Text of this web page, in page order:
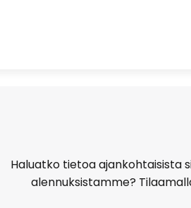
Haluatko tietoa ajankohtaisista
alennuksistamme?